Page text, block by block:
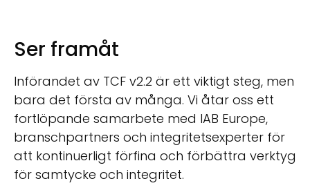
Ser framåt
Införandet av TCF v2.2 är ett viktigt steg, men
bara det första av många. Vi åtar oss ett
fortlöpande samarbete med IAB Europe,
branschpartners och integritetsexperter för
att kontinuerligt förfina och förbättra verktyg
för samtycke och integritet.